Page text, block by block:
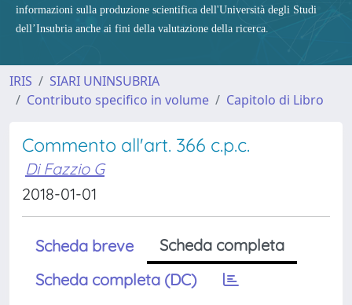
informazioni sulla produzione scientifica dell'Università degli Studi
dell’Insubria anche ai fini della valutazione della ricerca.
IRIS
SIARI UNINSUBRIA
Contributo specifico in volume
Capitolo di Libro
Commento all'art. 366 c.p.c.
Di Fazzio G
2018-01-01
Scheda breve
Scheda completa
Scheda completa (DC)